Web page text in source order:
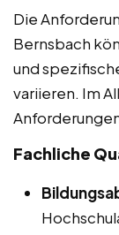
Die
Bernsbach
und
variieren. Im
Fachliche